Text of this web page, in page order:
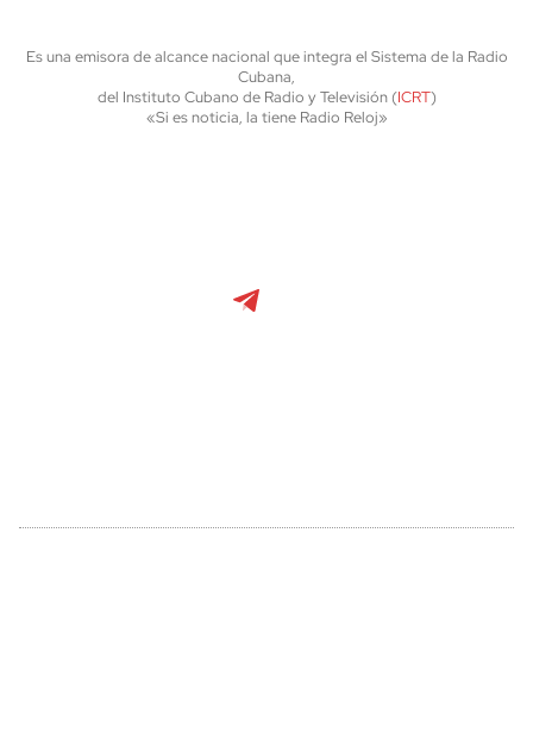
Es una emisora de alcance nacional que integra el Sistema de la Radio
Cubana,
del Instituto Cubano de Radio y Televisión (ICRT)
«Si es noticia, la tiene Radio Reloj»